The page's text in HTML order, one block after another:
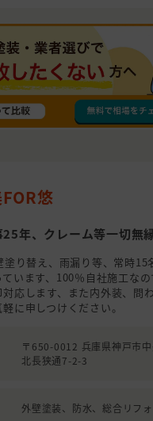
悠
年、クレーム等一切無
り替え、雨漏り等、常時15
います、100％自社施工なの
応します、また内外装、問
に申しつけください。
〒650-0012 兵庫県神戸市
北長狭通7-2-3
外壁塗装、防水、総合リフ